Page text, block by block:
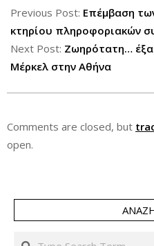
10-
08
Previous Post: Επέμβαση
κτηρίου πληροφοριακών
Next Post: Zωηρότατη…
Μέρκελ στην Αθήνα
Comments are closed, but
open.
Search